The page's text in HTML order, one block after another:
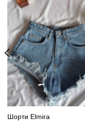
Шорти Elmira